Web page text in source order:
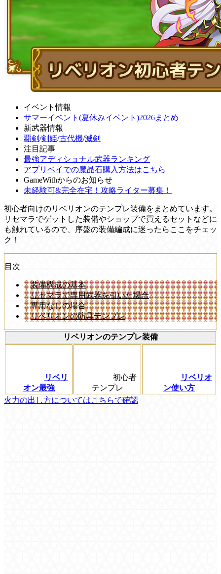
イベント情報
サマーイベント(夏休みイベント)2026まとめ
新武器情報
覇剣 /剣姫/古代機/滅剣
注目記事
最強アディショナル武器ランキング
アプリペイでの魔晶石購入方法はこちら
GameWithからのお知らせ
未経験可&完全在宅！攻略ライター募集！
初心者向けのリベリオンのテンプレ装備をまとめています。
リセマラでゲットした装備やショップで買えるセットなどに
も触れているので、序盤の装備編成に迷ったらここをチェッ
ク！
目次
装備構成の基本
リセマラで専用武器を引いた場合
専用なしの場合
リベリオンの防具テンプレ
リベリオンのテンプレ装備
リベリ
オン最強
初心者
テンプレ
リベリオ
ン使い方
火力の出し方についてはこちらで確認